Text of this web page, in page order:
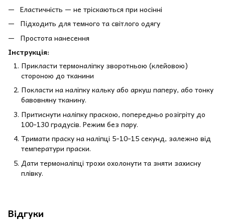
Еластичність — не тріскаються при носінні
Підходить для темного та світлого одягу
Простота нанесення
Інструкція:
Прикласти термоналіпку зворотньою (клейовою)
стороною до тканини
Покласти на наліпку кальку або аркуш паперу, або тонку
бавовняну тканину.
Притиснути наліпку праскою, попередньо розігріту до
100-130 градусів. Режим без пару.
Тримати праску на наліпці 5-10-15 секунд, залежно від
температури праски.
Дати термоналіпці трохи охолонути та зняти захисну
плівку.
Відгуки